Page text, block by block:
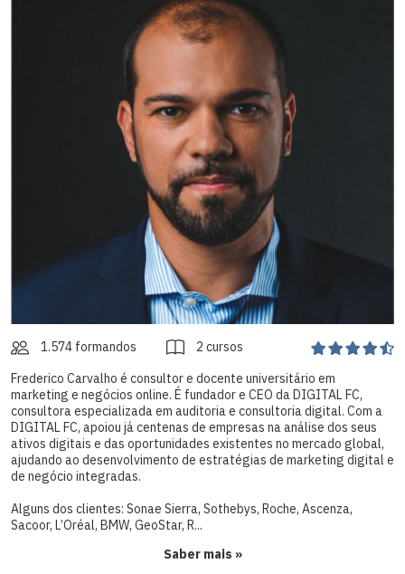
1.574 formandos
2 cursos
Frederico Carvalho é consultor e docente universitário em
marketing e negócios online. É fundador e CEO da DIGITAL FC,
consultora especializada em auditoria e consultoria digital. Com a
DIGITAL FC, apoiou já centenas de empresas na análise dos seus
ativos digitais e das oportunidades existentes no mercado global,
ajudando ao desenvolvimento de estratégias de marketing digital e
de negócio integradas.
Alguns dos clientes: Sonae Sierra, Sothebys, Roche, Ascenza,
Sacoor, L’Oréal, BMW, GeoStar, R...
Saber mais »